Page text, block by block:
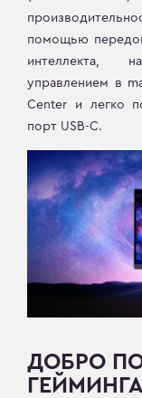
помощью
интеллекта,
управлением в
Center и легко
порт USB-C.
ДОБРО
ГЕЙМИНГА